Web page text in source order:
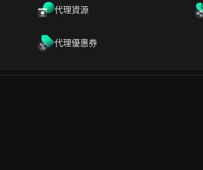
代理資源
代理優惠券
AI 工作流程。用戶可以在幾分鐘內創建複
通過啟用自我修復的 AI 編排，徹底改變